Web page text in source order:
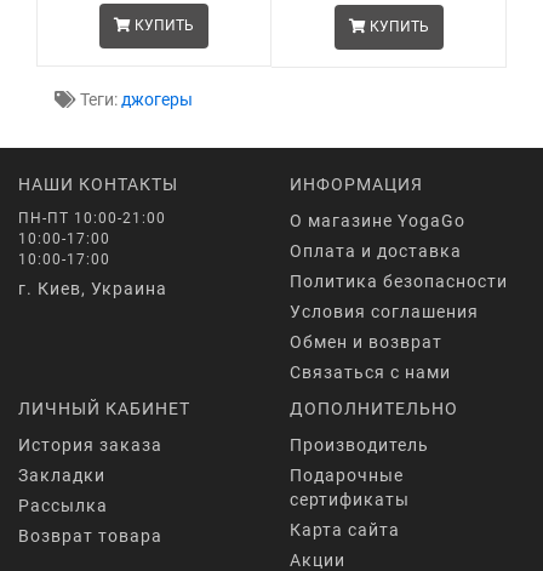
КУПИТЬ КУПИТЬ
Теги: джогеры
НАШИ КОНТАКТЫ
ПН-ПТ 10:00-21:00
10:00-17:00
10:00-17:00
г. Киев, Украина
ИНФОРМАЦИЯ
О магазине YogaGo
Оплата и доставка
Политика безопасности
Условия соглашения
Обмен и возврат
Связаться с нами
ЛИЧНЫЙ КАБИНЕТ
История заказа
Закладки
Рассылка
Возврат товара
ДОПОЛНИТЕЛЬНО
Производитель
Подарочные
сертификаты
Карта сайта
Акции